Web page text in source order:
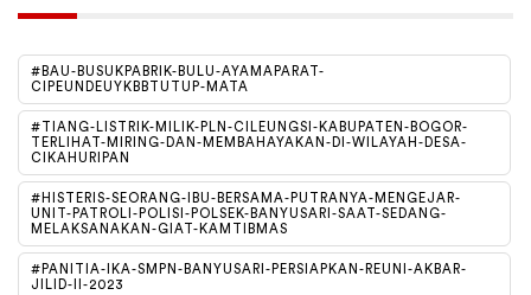
#BAU-BUSUKPABRIK-BULU-AYAMAPARAT-
CIPEUNDEUYKBBTUTUP-MATA
#TIANG-LISTRIK-MILIK-PLN-CILEUNGSI-KABUPATEN-BOGOR-
TERLIHAT-MIRING-DAN-MEMBAHAYAKAN-DI-WILAYAH-DESA-
CIKAHURIPAN
#HISTERIS-SEORANG-IBU-BERSAMA-PUTRANYA-MENGEJAR-
UNIT-PATROLI-POLISI-POLSEK-BANYUSARI-SAAT-SEDANG-
MELAKSANAKAN-GIAT-KAMTIBMAS
#PANITIA-IKA-SMPN-BANYUSARI-PERSIAPKAN-REUNI-AKBAR-
JILID-II-2023